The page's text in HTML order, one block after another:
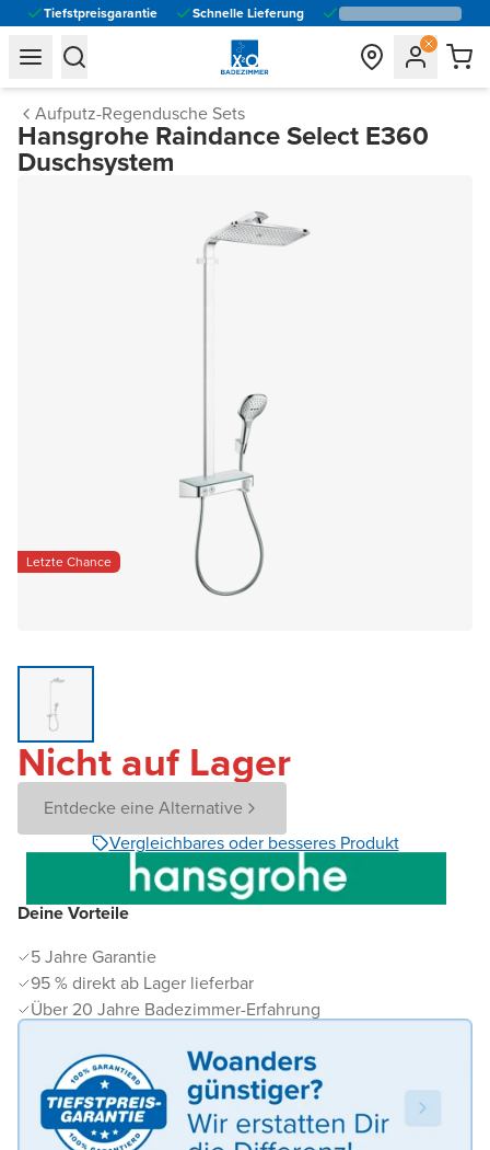
Tiefstpreisgarantie Schnelle Lieferung
general.navigation.toggle_menu.label
general.navigation.toggle_menu.label
Aufputz-Regendusche Sets
Hansgrohe Raindance Select E360
Duschsystem
Letzte Chance
Deine Vorteile
5 Jahre Garantie
95 % direkt ab Lager lieferbar
Über 20 Jahre Badezimmer-Erfahrung
Nicht auf Lager
Entdecke eine Alternative
Vergleichbares oder besseres Produkt